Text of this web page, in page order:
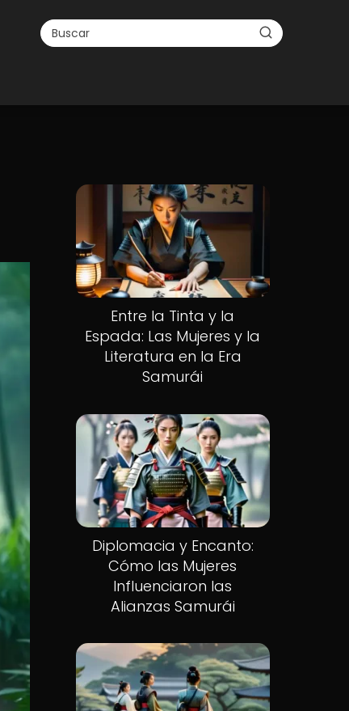
Entre la Tinta y la
Espada: Las Mujeres y la
Literatura en la Era
Samurái
Diplomacia y Encanto:
Cómo las Mujeres
Influenciaron las
Alianzas Samurái